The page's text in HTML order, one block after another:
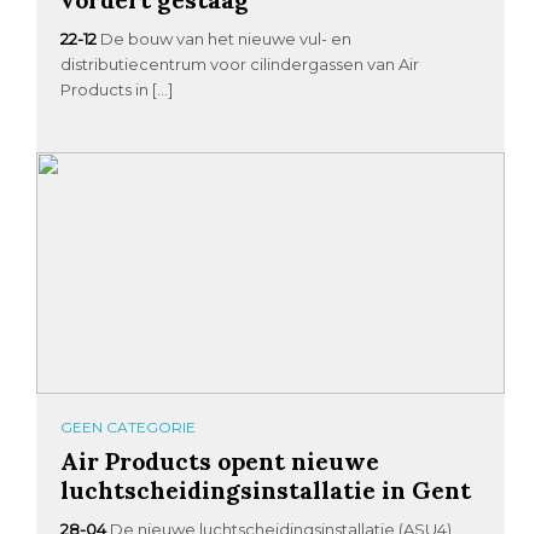
22-12 De bouw van het nieuwe vul- en
distributiecentrum voor cilindergassen van Air
Products in […]
GEEN CATEGORIE
Air Products opent nieuwe
luchtscheidingsinstallatie in Gent
28-04 De nieuwe luchtscheidingsinstallatie (ASU4)